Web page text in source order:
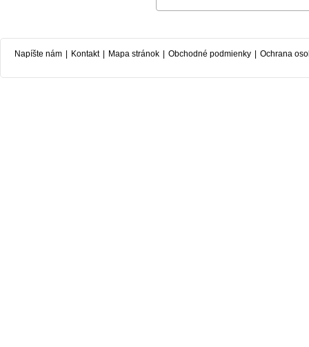
Napíšte nám | Kontakt | Mapa stránok | Obchodné podmienky | Ochrana